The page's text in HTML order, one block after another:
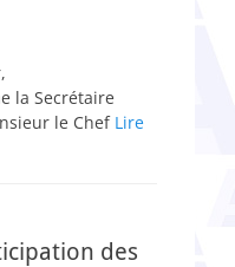
la Secrétaire
le Chef Lire
des